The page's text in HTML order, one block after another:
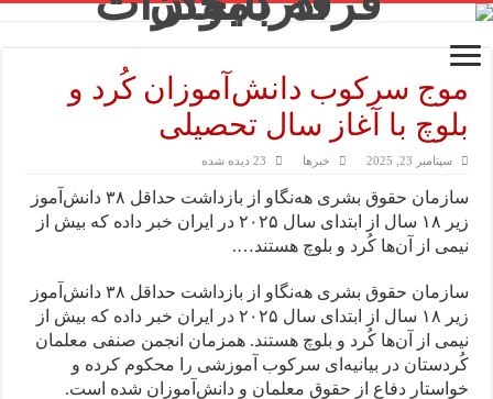
موج سرکوب دانش‌آموزان کُرد و
بلوچ با آغاز سال تحصیلی
سپتامبر 23, 2025 خبرها 23 دیده شده
سازمان حقوق بشری هه‌نگاو از بازداشت حداقل ۳۸ دانش‌آموز
زیر ۱۸ سال از ابتدای سال ۲۰۲۵ در ایران خبر داده که بیش از
نیمی از آن‌ها کُرد و بلوچ هستند….
سازمان حقوق بشری هه‌نگاو از بازداشت حداقل ۳۸ دانش‌آموز
زیر ۱۸ سال از ابتدای سال ۲۰۲۵ در ایران خبر داده که بیش از
نیمی از آن‌ها کُرد و بلوچ هستند. همزمان انجمن صنفی معلمان
کُردستان در بیانیه‌ای سرکوب آموزشی را محکوم کرده و
خواستار دفاع از حقوق معلمان و دانش‌آموزان شده است.